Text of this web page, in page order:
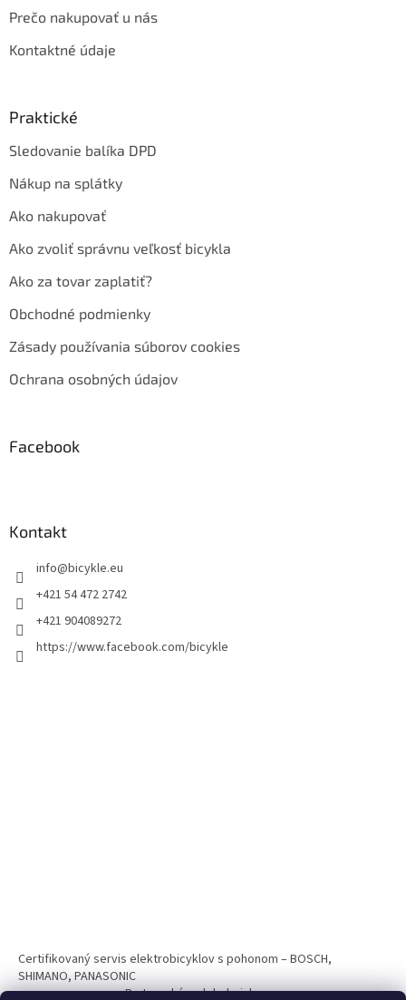
Prečo nakupovať u nás
Kontaktné údaje
Praktické
Sledovanie balíka DPD
Nákup na splátky
Ako nakupovať
Ako zvoliť správnu veľkosť bicykla
Ako za tovar zaplatiť?
Obchodné podmienky
Zásady používania súborov cookies
Ochrana osobných údajov
Facebook
Kontakt
info@bicykle.eu
+421 54 472 2742
+421 904089272
https://www.facebook.com/bicykle
Certifikovaný servis elektrobicyklov s pohonom – BOSCH,
SHIMANO, PANASONIC
Partnerský web hokejshop.eu